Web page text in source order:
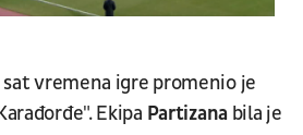
vremena igre promenio je
Ekipa Partizanabila je